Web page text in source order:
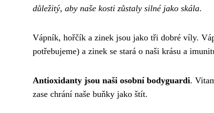
důležitý, aby naše kosti zůstaly silné jako skála.
Vápník, hořčík a zinek jsou jako tři dobré víly.
potřebujeme) a zinek se stará o naši krásu a
Antioxidanty jsou naši osobní bodyguardi.
zase chrání naše buňky jako štít.